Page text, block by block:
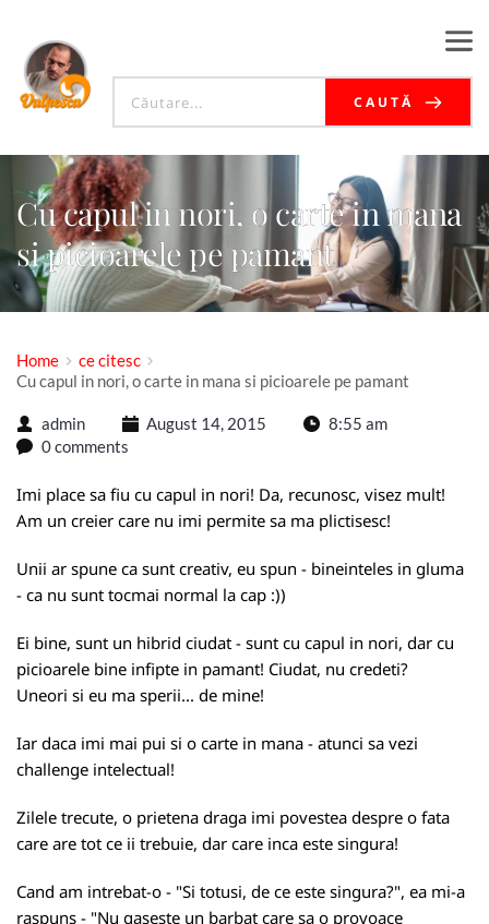
CAUTĂ
Cu capul in nori, o carte in mana
si picioarele pe pamant
Home
ce citesc
Cu capul in nori, o carte in mana si picioarele pe pamant
admin August 14, 2015
8:55 am
0 comments
Imi place sa fiu cu capul in nori! Da, recunosc, visez mult!
Am un creier care nu imi permite sa ma plictisesc!
Unii ar spune ca sunt creativ, eu spun - bineinteles in gluma
- ca nu sunt tocmai normal la cap :))
Ei bine, sunt un hibrid ciudat - sunt cu capul in nori, dar cu
picioarele bine infipte in pamant! Ciudat, nu credeti?
Uneori si eu ma sperii... de mine!
Iar daca imi mai pui si o carte in mana - atunci sa vezi
challenge intelectual!
Zilele trecute, o prietena draga imi povestea despre o fata
care are tot ce ii trebuie, dar care inca este singura!
Cand am intrebat-o - "Si totusi, de ce este singura?", ea mi-a
raspuns - "Nu gaseste un barbat care sa o provoace